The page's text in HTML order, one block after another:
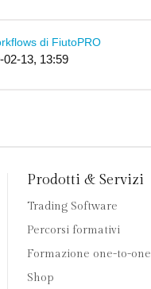
di FiutoPRO
02-13, 13:59
Prodotti & Servizi
Trading Software
Percorsi formativi
Formazione one-to-one
Shop